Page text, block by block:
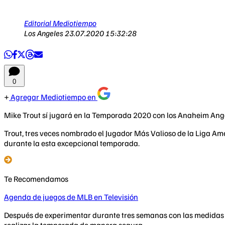
Editorial Mediotiempo
Los Angeles23.07.2020 15:32:28
0
Agregar Mediotiempo en
Mike Trout sí jugará en la Temporada 2020 con los Anaheim
Trout, tres veces nombrado el Jugador Más Valioso de la Liga
durante la esta excepcional temporada.
Te Recomendamos
Agenda de juegos de MLB en Televisión
Después de experimentar durante tres semanas con las